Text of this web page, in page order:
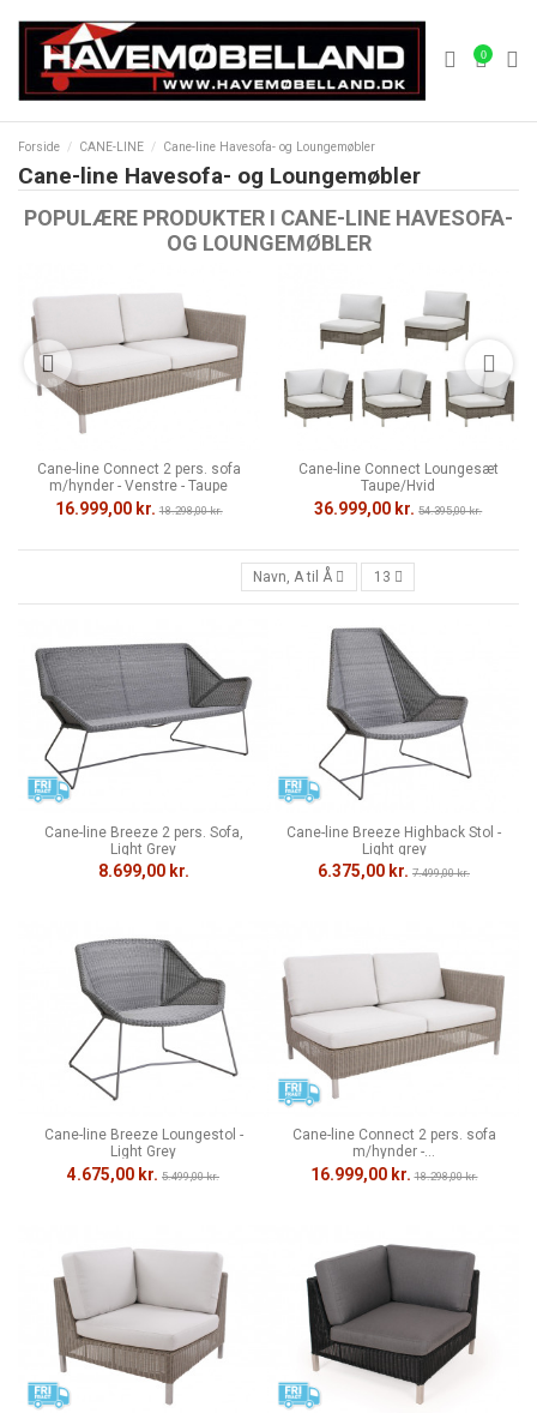
0
Forside CANE-LINE Cane-line Havesofa- og Loungemøbler
Cane-line Havesofa- og Loungemøbler
POPULÆRE PRODUKTER I CANE-LINE HAVESOFA-
OG LOUNGEMØBLER
Cane-line Connect 2 pers. sofa
m/hynder - Venstre - Taupe
16.999,00 kr. 18.298,00 kr.
Cane-line Connect Loungesæt
Taupe/Hvid
36.999,00 kr. 54.395,00 kr.
Navn, A til Å 13
Cane-line Breeze 2 pers. Sofa,
Light Grey
8.699,00 kr.
Cane-line Breeze Highback Stol -
Light grey
6.375,00 kr. 7.499,00 kr.
Cane-line Breeze Loungestol -
Light Grey
4.675,00 kr. 5.499,00 kr.
Cane-line Connect 2 pers. sofa
m/hynder -...
16.999,00 kr. 18.298,00 kr.